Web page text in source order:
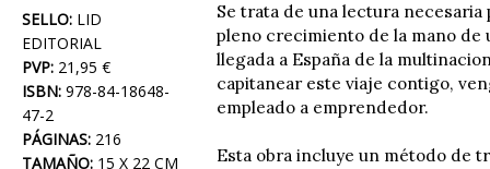
SELLO: LID
EDITORIAL
PVP: 21,95 €
ISBN: 978-84-18648-
47-2
PÁGINAS: 216
TAMAÑO: 15 X 22 CM
Se trata de una lectura
pleno crecimiento de la mano de
llegada a España de la
capitanear este viaje contigo,
empleado a emprendedor.
Esta obra incluye un método de